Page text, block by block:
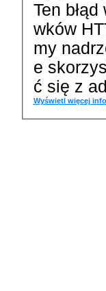
Ten
wków
my
e
ć się z
Wyświetl więcej